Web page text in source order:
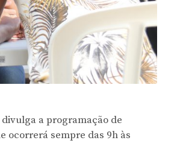
a programação de
ocorrerá sempre das 9h às